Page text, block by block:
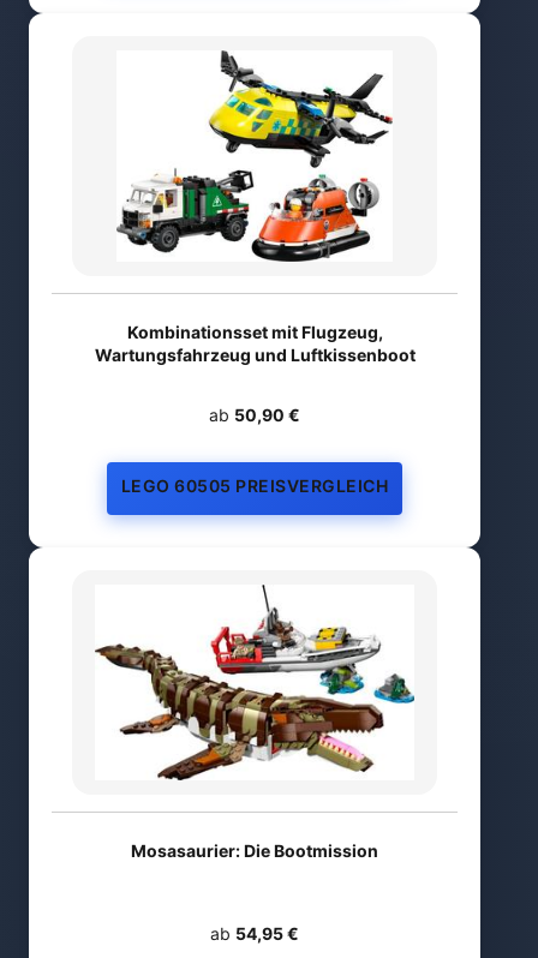
Kombinationsset mit Flugzeug,
Wartungsfahrzeug und Luftkissenboot
ab 50,90 €
LEGO 60505 PREISVERGLEICH
Mosasaurier: Die Bootmission
ab 54,95 €